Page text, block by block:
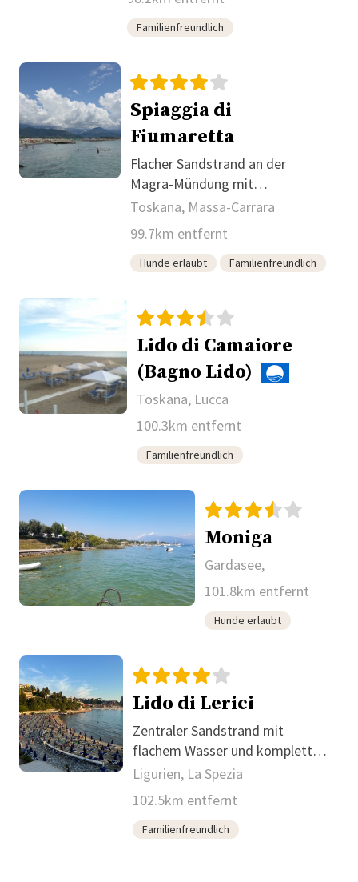
Familienfreundlich
Spiaggia di
Fiumaretta
Flacher Sandstrand an der
Magra-Mündung mit
Wassersport und Strandbädern
Toskana, Massa-Carrara
99.7km entfernt
Hunde erlaubt Familienfreundlich
Lido di Camaiore
(Bagno Lido)
Toskana, Lucca
100.3km entfernt
Familienfreundlich
Moniga
Gardasee,
101.8km entfernt
Hunde erlaubt
Lido di Lerici
Zentraler Sandstrand mit
flachem Wasser und kompletter
Lido-Ausstattung
Ligurien, La Spezia
102.5km entfernt
Familienfreundlich